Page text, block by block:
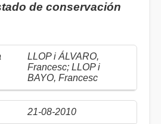
de conservación
LLOP i ÁLVARO,
Francesc; LLOP i
BAYO, Francesc
21-08-2010